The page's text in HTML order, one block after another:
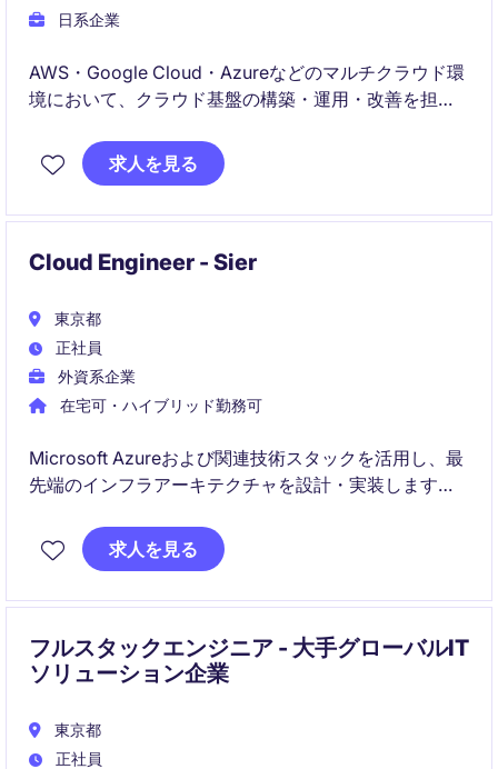
日系企業
AWS・Google Cloud・Azureなどのマルチクラウド環
境において、クラウド基盤の構築・運用・改善を担当
がら、サービス品質向上と安定稼働を支えるポジショ
ンです。
求人を見る
Cloud Engineer - Sier
東京都
正社員
外資系企業
在宅可・ハイブリッド勤務可
Microsoft Azureおよび関連技術スタックを活用し、最
先端のインフラアーキテクチャを設計・実装します。
進化とガバナンスをリードするポジションです。
求人を見る
フルスタックエンジニア - 大手グローバルIT
ソリューション企業
東京都
正社員